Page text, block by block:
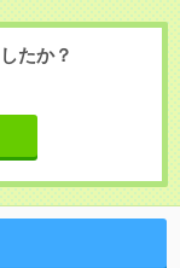
たか？